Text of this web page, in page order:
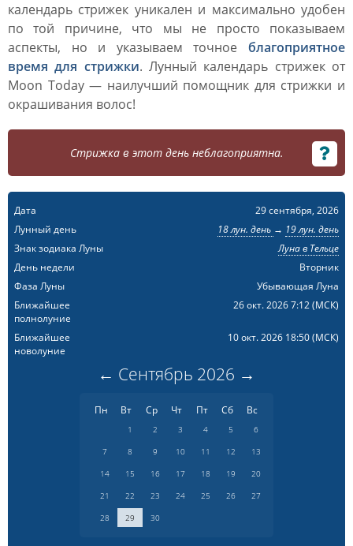
календарь стрижек уникален и максимально удобен
по той причине, что мы не просто показываем
аспекты, но и указываем точное благоприятное
время для стрижки. Лунный календарь стрижек от
Moon Today — наилучший помощник для стрижки и
окрашивания волос!
Стрижка в этот день неблагоприятна.
Дата
29 сентября, 2026
Лунный день
18 лун. день → 19 лун. день
Знак зодиака Луны
Луна в Тельце
День недели
Вторник
Фаза Луны
Убывающая Луна
Ближайшее
полнолуние
26 окт. 2026 7:12(МСК)
Ближайшее
новолуние
10 окт. 2026 18:50(МСК)
← Сентябрь 2026 →
Пн Вт Ср Чт Пт Сб Вс
1 2 3 4 5
6
7
8 9 10 11 12
13
14
15 16 17 18 19
20
21
22 23 24 25 26
27
28
29 30